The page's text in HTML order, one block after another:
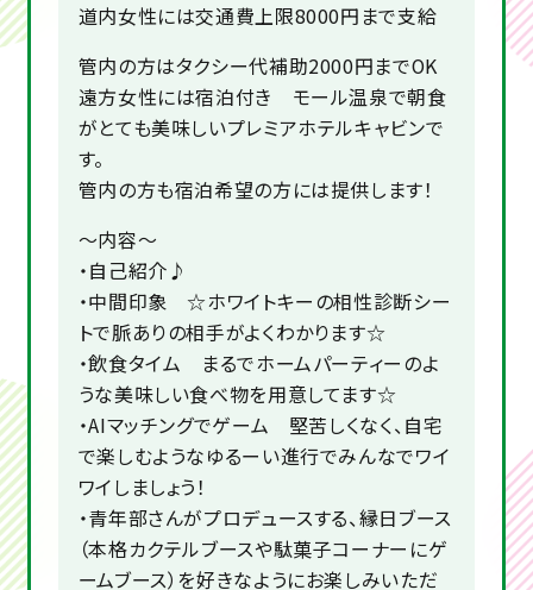
道内女性には交通費上限8000円まで支給
管内の方はタクシー代補助2000円までOK
遠方女性には宿泊付き モール温泉で朝食
がとても美味しいプレミアホテルキャビンで
す。
管内の方も宿泊希望の方には提供します！
～内容～
・自己紹介♪
・中間印象 ☆ホワイトキーの相性診断シー
トで脈ありの相手がよくわかります☆
・飲食タイム まるでホームパーティーのよ
うな美味しい食べ物を用意してます☆
・AIマッチングでゲーム 堅苦しくなく、自宅
で楽しむようなゆるーい進行でみんなでワイ
ワイしましょう！
・青年部さんがプロデュースする、縁日ブース
（本格カクテルブースや駄菓子コーナーにゲ
ームブース）を好きなようにお楽しみいただ